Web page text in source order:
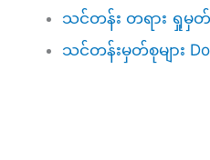
သင်တန်း တရား ရှုမှတ်
သင်တန်းမှတ်စုများ